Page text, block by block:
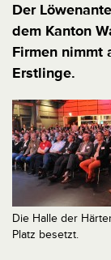
Der
dem Kanton
Firmen nimmt
Erstlinge.
Die Halle der
Platz besetzt.